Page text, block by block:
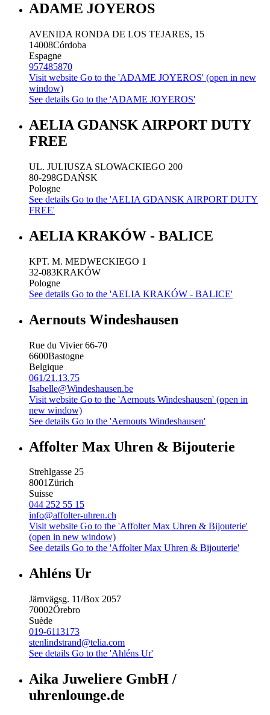
ADAME JOYEROS
AVENIDA RONDA DE LOS TEJARES, 15
14008Córdoba
Espagne
957485870
Visit website Go to the 'ADAME JOYEROS' (open in new
window)
See details Go to the 'ADAME JOYEROS'
AELIA GDANSK AIRPORT DUTY
FREE
UL. JULIUSZA SLOWACKIEGO 200
80-298GDAŃSK
Pologne
See details Go to the 'AELIA GDANSK AIRPORT DUTY
FREE'
AELIA KRAKÓW - BALICE
KPT. M. MEDWECKIEGO 1
32-083KRAKÓW
Pologne
See details Go to the 'AELIA KRAKÓW - BALICE'
Aernouts Windeshausen
Rue du Vivier 66-70
6600Bastogne
Belgique
061/21.13.75
Isabelle@Windeshausen.be
Visit website Go to the 'Aernouts Windeshausen' (open in
new window)
See details Go to the 'Aernouts Windeshausen'
Affolter Max Uhren & Bijouterie
Strehlgasse 25
8001Zürich
Suisse
044 252 55 15
info@affolter-uhren.ch
Visit website Go to the 'Affolter Max Uhren & Bijouterie'
(open in new window)
See details Go to the 'Affolter Max Uhren & Bijouterie'
Ahléns Ur
Järnvägsg. 11/Box 2057
70002Örebro
Suède
019-6113173
stenlindstrand@telia.com
See details Go to the 'Ahléns Ur'
Aika Juweliere GmbH /
uhrenlounge.de